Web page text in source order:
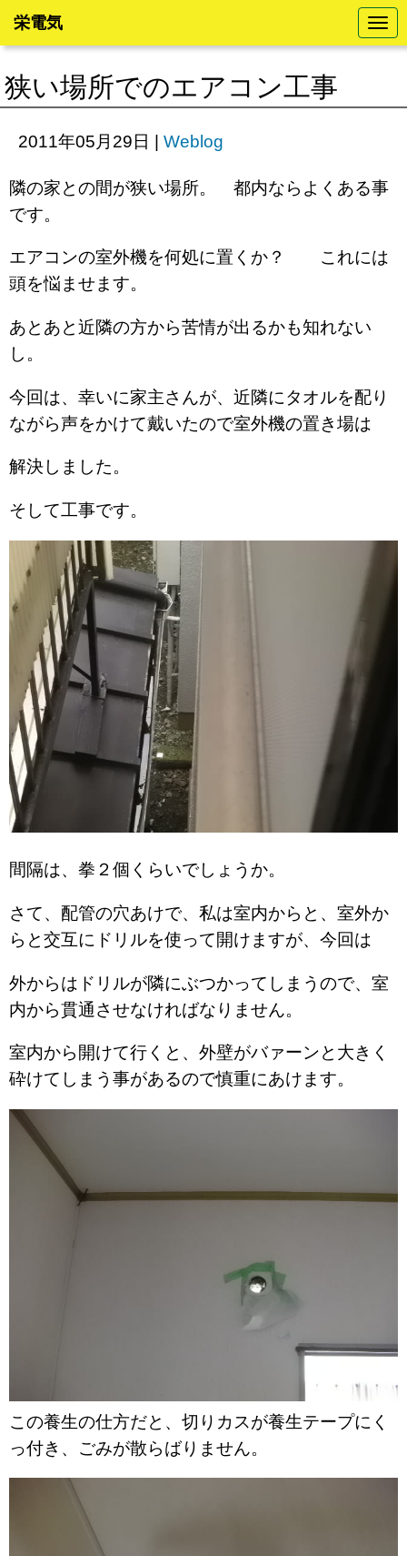
N
a
v
t
栄電気
狭い場所でのエアコン工事
2011年05月29日 | Weblog
隣の家との間が狭い場所。 都内ならよくある事
です。
エアコンの室外機を何処に置くか？ これには
頭を悩ませます。
あとあと近隣の方から苦情が出るかも知れない
し。
今回は、幸いに家主さんが、近隣にタオルを配り
ながら声をかけて戴いたので室外機の置き場は
解決しました。
そして工事です。
間隔は、拳２個くらいでしょうか。
さて、配管の穴あけで、私は室内からと、室外か
らと交互にドリルを使って開けますが、今回は
外からはドリルが隣にぶつかってしまうので、室
内から貫通させなければなりません。
室内から開けて行くと、外壁がバァーンと大きく
砕けてしまう事があるので慎重にあけます。
この養生の仕方だと、切りカスが養生テープにく
っ付き、ごみが散らばりません。